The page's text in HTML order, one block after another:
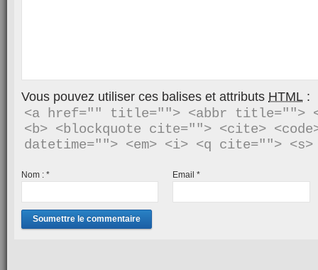
Vous pouvez utiliser ces balises et attributs HTML :
<a href="" title=""> <abbr title="">
<b> <blockquote cite=""> <cite>
Nom : * Email*